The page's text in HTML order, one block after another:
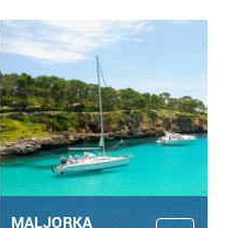
MALJORKA